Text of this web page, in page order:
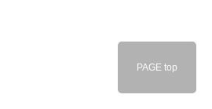
PAGE top